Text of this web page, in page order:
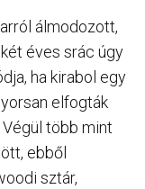
álmodozott,
éves srác úgy
ha kirabol egy
elfogták
több mint
ebből
sztár,